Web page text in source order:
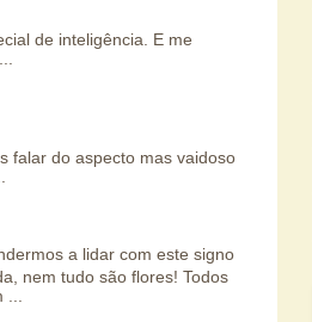
de inteligência. E me
falar do aspecto mas vaidoso
a lidar com este signo
nem tudo são flores! Todos